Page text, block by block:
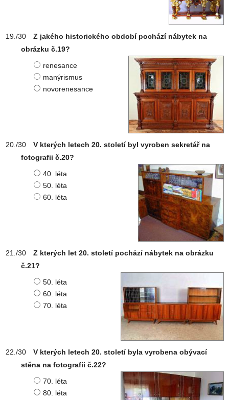
Z jakého historického období pochází nábytek na
obrázku č.19?
renesance
manýrismus
novorenesance
V kterých letech 20. století byl vyroben sekretář na
fotografii č.20?
40. léta
50. léta
60. léta
Z kterých let 20. století pochází nábytek na obrázku
č.21?
50. léta
60. léta
70. léta
V kterých letech 20. století byla vyrobena obývací
stěna na fotografii č.22?
70. léta
80. léta